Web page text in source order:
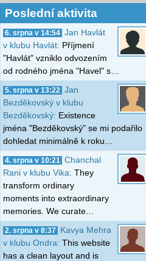
Poslední aktivita
6. srpna v 14:54 Jan Havlát
v klubu Havlát: Příjmení
"Havlát" vzniklo odvozením
od rodného jména "Havel" s…
5. srpna v 13:22
Jan
Bezděkovský v klubu
Bezděkovský: Existence
jména "Bezděkovský" se mi podařilo
dohledat minimálně k roku…
4. srpna v 10:21
Chanchal
Rani v klubu Vika: They
transform ordinary
moments into extraordinary
memories. We curate…
2. srpna v 8:37
Kavya Mehra
v klubu Ondra: This website
has a clean layout and is